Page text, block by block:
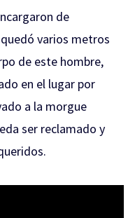
de
varios metros
de este hombre,
en el lugar por
a la morgue
ser reclamado y